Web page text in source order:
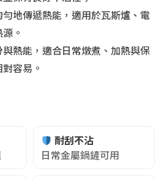
地傳遞熱能，適用於瓦斯爐、電
。
熱能，適合日常燉煮、加熱與保
容易。
耐刮不沾
日常金屬鍋鏟可用